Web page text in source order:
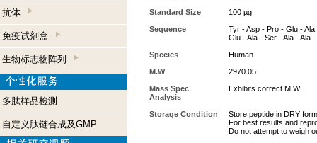
抗体
免疫试剂盒
生物标志物阵列
多肽样品检测
自定义肽链合成及GMP
Standard Size
100 µg
Sequence
Tyr - Asp - Pro - Glu -
Glu - Ala - Ser - Ala - Ala
Species
Human
M.W
2970.05
Mass Spec
Analysis
Exhibits correct M.W.
Storage Condition
Store peptide in DRY
For best results and
Do not attempt to weigh